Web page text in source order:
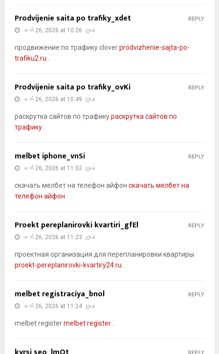
Prodvijenie saita po trafiky_xdet
မတ် 26, 2026 at 10:26 ညနေ
продвижение по трафику cloverprodvizhenie-sajta-po-
trafiku2.ru
REPLY
Prodvijenie saita po trafiky_ovKi
မတ် 26, 2026 at 10:49 ညနေ
раскрутка сайтов по трафикураскрутка сайтов по
трафику
REPLY
melbet iphone_vnSi
မတ် 26, 2026 at 11:02 ညနေ
скачать мелбет на телефон айфон скачать мелбет на
телефон айфон
REPLY
Proekt pereplanirovki kvartiri_gfEl
မတ် 26, 2026 at 11:23 ညနေ
проектная организация для перепланировки квартиры
proekt-pereplanirovki-kvartiry24.ru
REPLY
melbet registraciya_bnol
မတ် 26, 2026 at 11:24 ညနေ
melbet registermelbet register
REPLY
REPLY